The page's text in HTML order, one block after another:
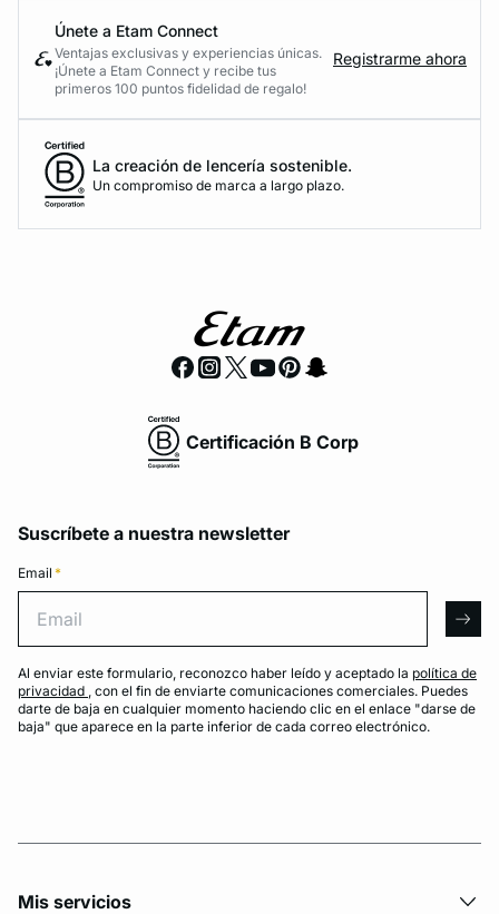
Únete a Etam Connect
Ventajas exclusivas y experiencias únicas.
¡Únete a Etam Connect y recibe tus
primeros 100 puntos fidelidad de regalo!
Registrarme ahora
La creación de lencería sostenible.
Un compromiso de marca a largo plazo.
Certificación B Corp
Suscríbete a nuestra newsletter
Email *
Al enviar este formulario, reconozco haber leído y aceptado la política de
privacidad , con el fin de enviarte comunicaciones comerciales. Puedes
darte de baja en cualquier momento haciendo clic en el enlace "darse de
baja" que aparece en la parte inferior de cada correo electrónico.
Mis servicios